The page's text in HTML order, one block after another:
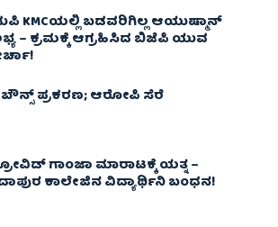
KMCಯಲ್ಲಿ ಬಡವರಿಗಿಲ್ಲ ಆಯುಷ್ಮಾನ್
– ಕ್ರಮಕ್ಕೆ ಆಗ್ರಹಿಸಿದ ಬಿಜೆಪಿ ಯುವ
ಪ್ರಕರಣ; ಆರೋಪಿ ಸೆರೆ
ಗಾಂಜಾ ಮಾರಾಟಕ್ಕೆ ಯತ್ನ –
ಕಾಲೇಜಿನ ವಿದ್ಯಾರ್ಥಿನಿ ಬಂಧನ!